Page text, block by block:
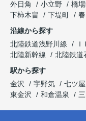
外日角
小立野 橋
下柿木畠
下堤町
沿線から探す
北陸鉄道浅野川線
北陸新幹線
北陸鉄道
駅から探す
金沢
宇野気 七ツ屋
東金沢
和倉温泉